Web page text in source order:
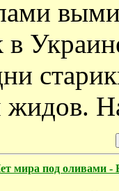
в
жидов.
мира под оливами -